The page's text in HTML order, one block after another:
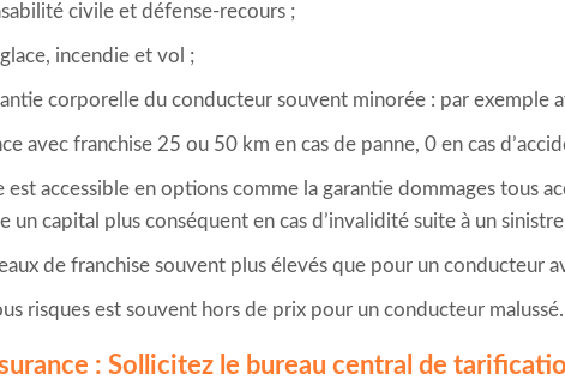
civile et défense-recours ;
incendie et vol ;
corporelle du conducteur souvent minorée : par
avec franchise 25 ou 50 km en cas de panne, 0 en cas
est accessible en options comme la garantie dommages
un capital plus conséquent en cas d’invalidité suite à un
de franchise souvent plus élevés que pour un conducteur
risques est souvent hors de prix pour un conducteur
: Sollicitez le bureau central de